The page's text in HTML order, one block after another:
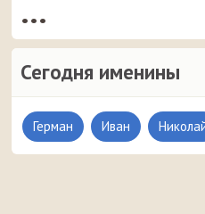
•••
Сегодня именины
Герман Иван